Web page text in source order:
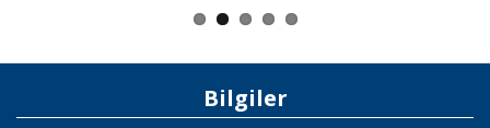
Bilgiler